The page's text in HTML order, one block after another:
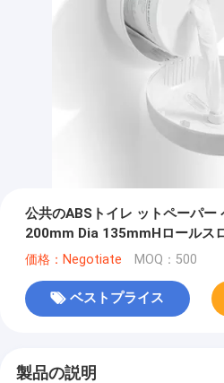
公共のABSトイレ ットペーパー
200mm Dia 135mmHロールス
価格：Negotiate MOQ：500
ベストプライス
製品の説明